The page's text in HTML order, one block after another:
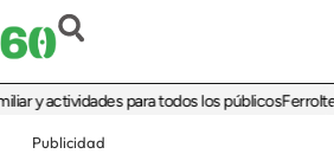
actividades para todos los públicosFerrolterra
Publicidad